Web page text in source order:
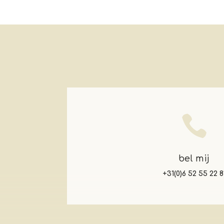

bel mij
+31(0)6 52 55 22